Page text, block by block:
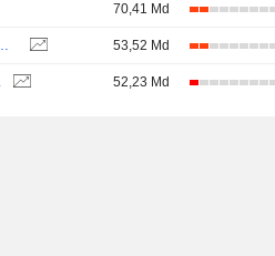
70,41 Md
CORPORATION 53,52 Md
52,23 Md